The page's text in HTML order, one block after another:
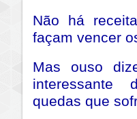
Não há
façam vencer
Mas ouso
quedas que